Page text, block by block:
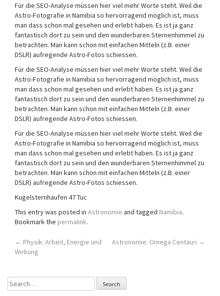
Für die SEO-Analyse müssen hier viel mehr Worte steht. Weil die
Astro-Fotografie in Namibia so hervorragend möglich ist, muss
man dass schon mal gesehen und erlebt haben. Es ist ja ganz
fantastisch dort zu sein und den wunderbaren Sternenhimmel zu
betrachten. Man kann schon mit einfachen Mitteln (z.B. einer
DSLR) aufregende Astro-Fotos schiessen.
Für die SEO-Analyse müssen hier viel mehr Worte steht. Weil die
Astro-Fotografie in Namibia so hervorragend möglich ist, muss
man dass schon mal gesehen und erlebt haben. Es ist ja ganz
fantastisch dort zu sein und den wunderbaren Sternenhimmel zu
betrachten. Man kann schon mit einfachen Mitteln (z.B. einer
DSLR) aufregende Astro-Fotos schiessen.
Für die SEO-Analyse müssen hier viel mehr Worte steht. Weil die
Astro-Fotografie in Namibia so hervorragend möglich ist, muss
man dass schon mal gesehen und erlebt haben. Es ist ja ganz
fantastisch dort zu sein und den wunderbaren Sternenhimmel zu
betrachten. Man kann schon mit einfachen Mitteln (z.B. einer
DSLR) aufregende Astro-Fotos schiessen.
Kugelsternhaufen 47 Tuc
This entry was posted in Astronomie and tagged Namibia.
Bookmark the permalink.
Post
← Physik: Arbeit, Energie und
Wirkung
Astronomie: Omega Centauri →
Search
for: